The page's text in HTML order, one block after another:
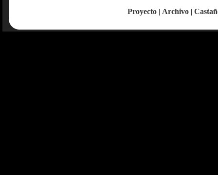
Proyecto | Archivo |